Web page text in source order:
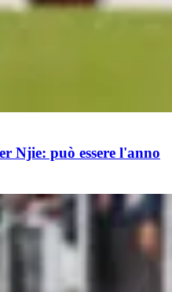
Njie: può essere l'anno